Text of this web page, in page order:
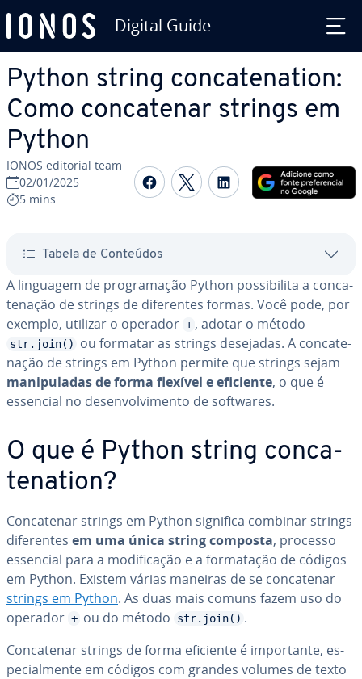
Digital Guide
Python string con­ca­te­na­tion:
Como con­ca­te­nar strings em
Python
IONOS editorial team
02/01/2025
5 mins
Com­par­ti­lhar no
Com­par­ti­lhar no
Com­par­ti­lhar
Tabela de Conteúdos
A linguagem de pro­gra­ma­ção Python pos­si­bi­lita a con­ca­
te­na­ção de strings de di­fe­ren­tes formas. Você pode, por
exemplo, utilizar o operador + , adotar o método
str.join()
ou formatar as strings desejadas. A con­ca­te­
na­ção de strings em Python permite que strings sejam
ma­ni­pu­la­das de forma flexível e eficiente, o que é
essencial no de­sen­vol­vi­mento de softwares.
O que é Python string con­ca­
te­na­tion?
Con­ca­te­nar strings em Python significa combinar strings
di­fe­ren­tes em uma única string composta, processo
essencial para a mo­di­fi­ca­ção e a for­ma­ta­ção de códigos
em Python. Existem várias maneiras de se con­ca­te­nar
strings em Python. As duas mais comuns fazem uso do
operador + ou do método str.join() .
Con­ca­te­nar strings de forma eficiente é im­por­tante, es­
pe­ci­al­mente em códigos com grandes volumes de texto